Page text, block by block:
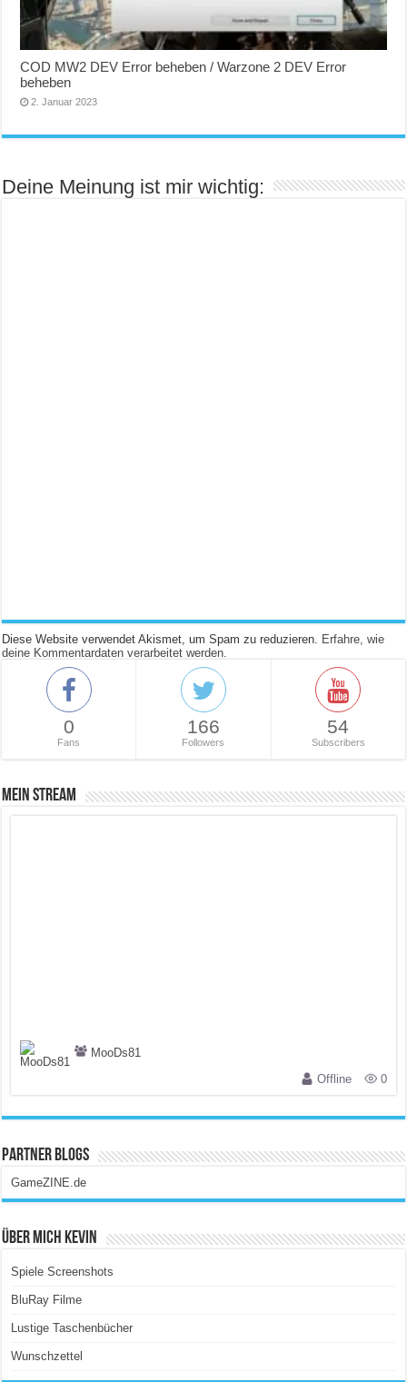
COD MW2 DEV Error beheben / Warzone 2 DEV Error
beheben
2. Januar 2023
Deine Meinung ist mir wichtig:
Diese Website verwendet Akismet, um Spam zu reduzieren. Erfahre, wie
deine Kommentardaten verarbeitet werden.
0
Fans
166
Followers
54
Subscribers
Mein Stream
MooDs81
Offline
0
Partner Blogs
GameZINE.de
Über Mich Kevin
Spiele Screenshots
BluRay Filme
Lustige Taschenbücher
Wunschzettel